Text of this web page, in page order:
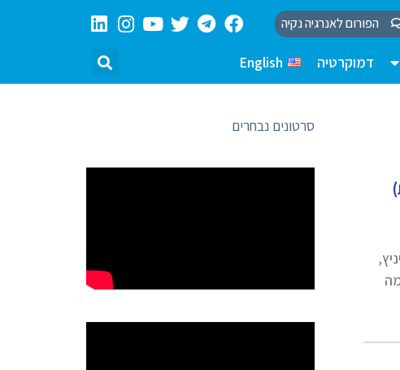
הפורום לאנרגיה נקיה
דמוקרטיה English
סרטונים נבחרים